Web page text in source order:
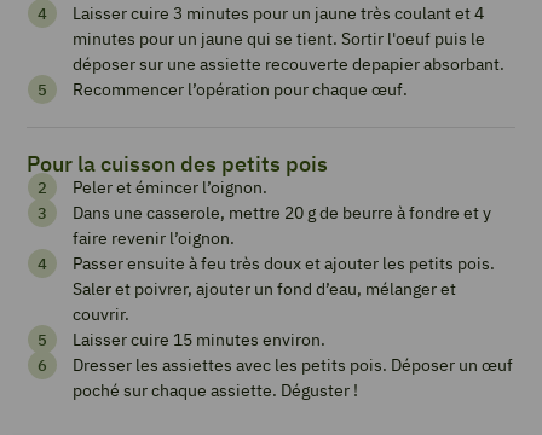
Laisser cuire 3 minutes pour un jaune très coulant et 4
minutes pour un jaune qui se tient. Sortir l'oeuf puis le
déposer sur une assiette recouverte depapier absorbant.
Recommencer l’opération pour chaque œuf.
Pour la cuisson des petits pois
Peler et émincer l’oignon.
Dans une casserole, mettre 20 g de beurre à fondre et y
faire revenir l’oignon.
Passer ensuite à feu très doux et ajouter les petits pois.
Saler et poivrer, ajouter un fond d’eau, mélanger et
couvrir.
Laisser cuire 15 minutes environ.
Dresser les assiettes avec les petits pois. Déposer un œuf
poché sur chaque assiette. Déguster !
Imprimer
la
Pin
Recipe
Add
to
Collection